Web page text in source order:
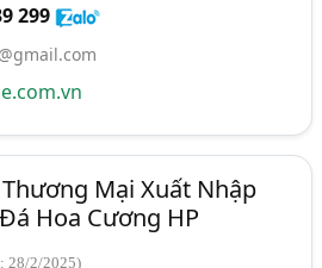
299
Mại Xuất Nhập
Hoa Cương HP
28/2/2025)